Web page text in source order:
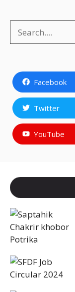
Facebook
Twitter
YouTube